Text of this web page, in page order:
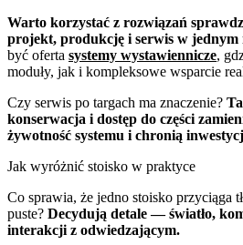
Warto korzystać z rozwiązań
projekt, produkcję i serwis w jednym
być oferta systemy wystawiennicze,
moduły, jak i kompleksowe wsparcie
Czy serwis po targach ma znaczenie?
konserwacja i dostęp do części
żywotność systemu i chronią
Jak wyróżnić stoisko w praktyce
Co sprawia, że jedno stoisko przyciąga
puste? Decydują detale — światło,
interakcji z odwiedzającym.